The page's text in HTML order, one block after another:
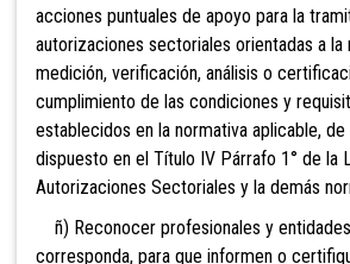
acciones puntuales de apoyo para la
autorizaciones sectoriales orientadas a la
medición, verificación, análisis o
cumplimiento de las condiciones y
establecidos en la normativa aplicable,
dispuesto en el Título IV Párrafo 1° de la
Autorizaciones Sectoriales y la demás
ñ) Reconocer profesionales y
corresponda, para que informen o